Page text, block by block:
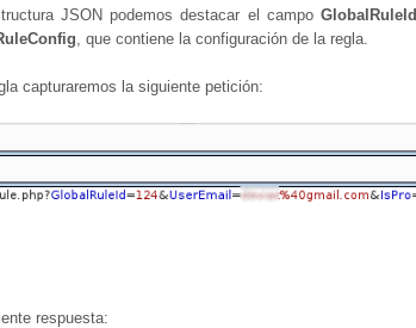
JSON podemos destacar el campoGlobalRuleId
, que contiene la configuración de la regla.
capturaremos la siguiente petición:
respuesta: